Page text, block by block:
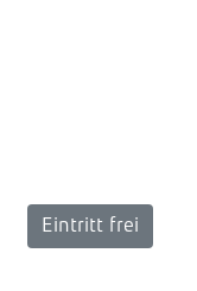
Eintritt frei